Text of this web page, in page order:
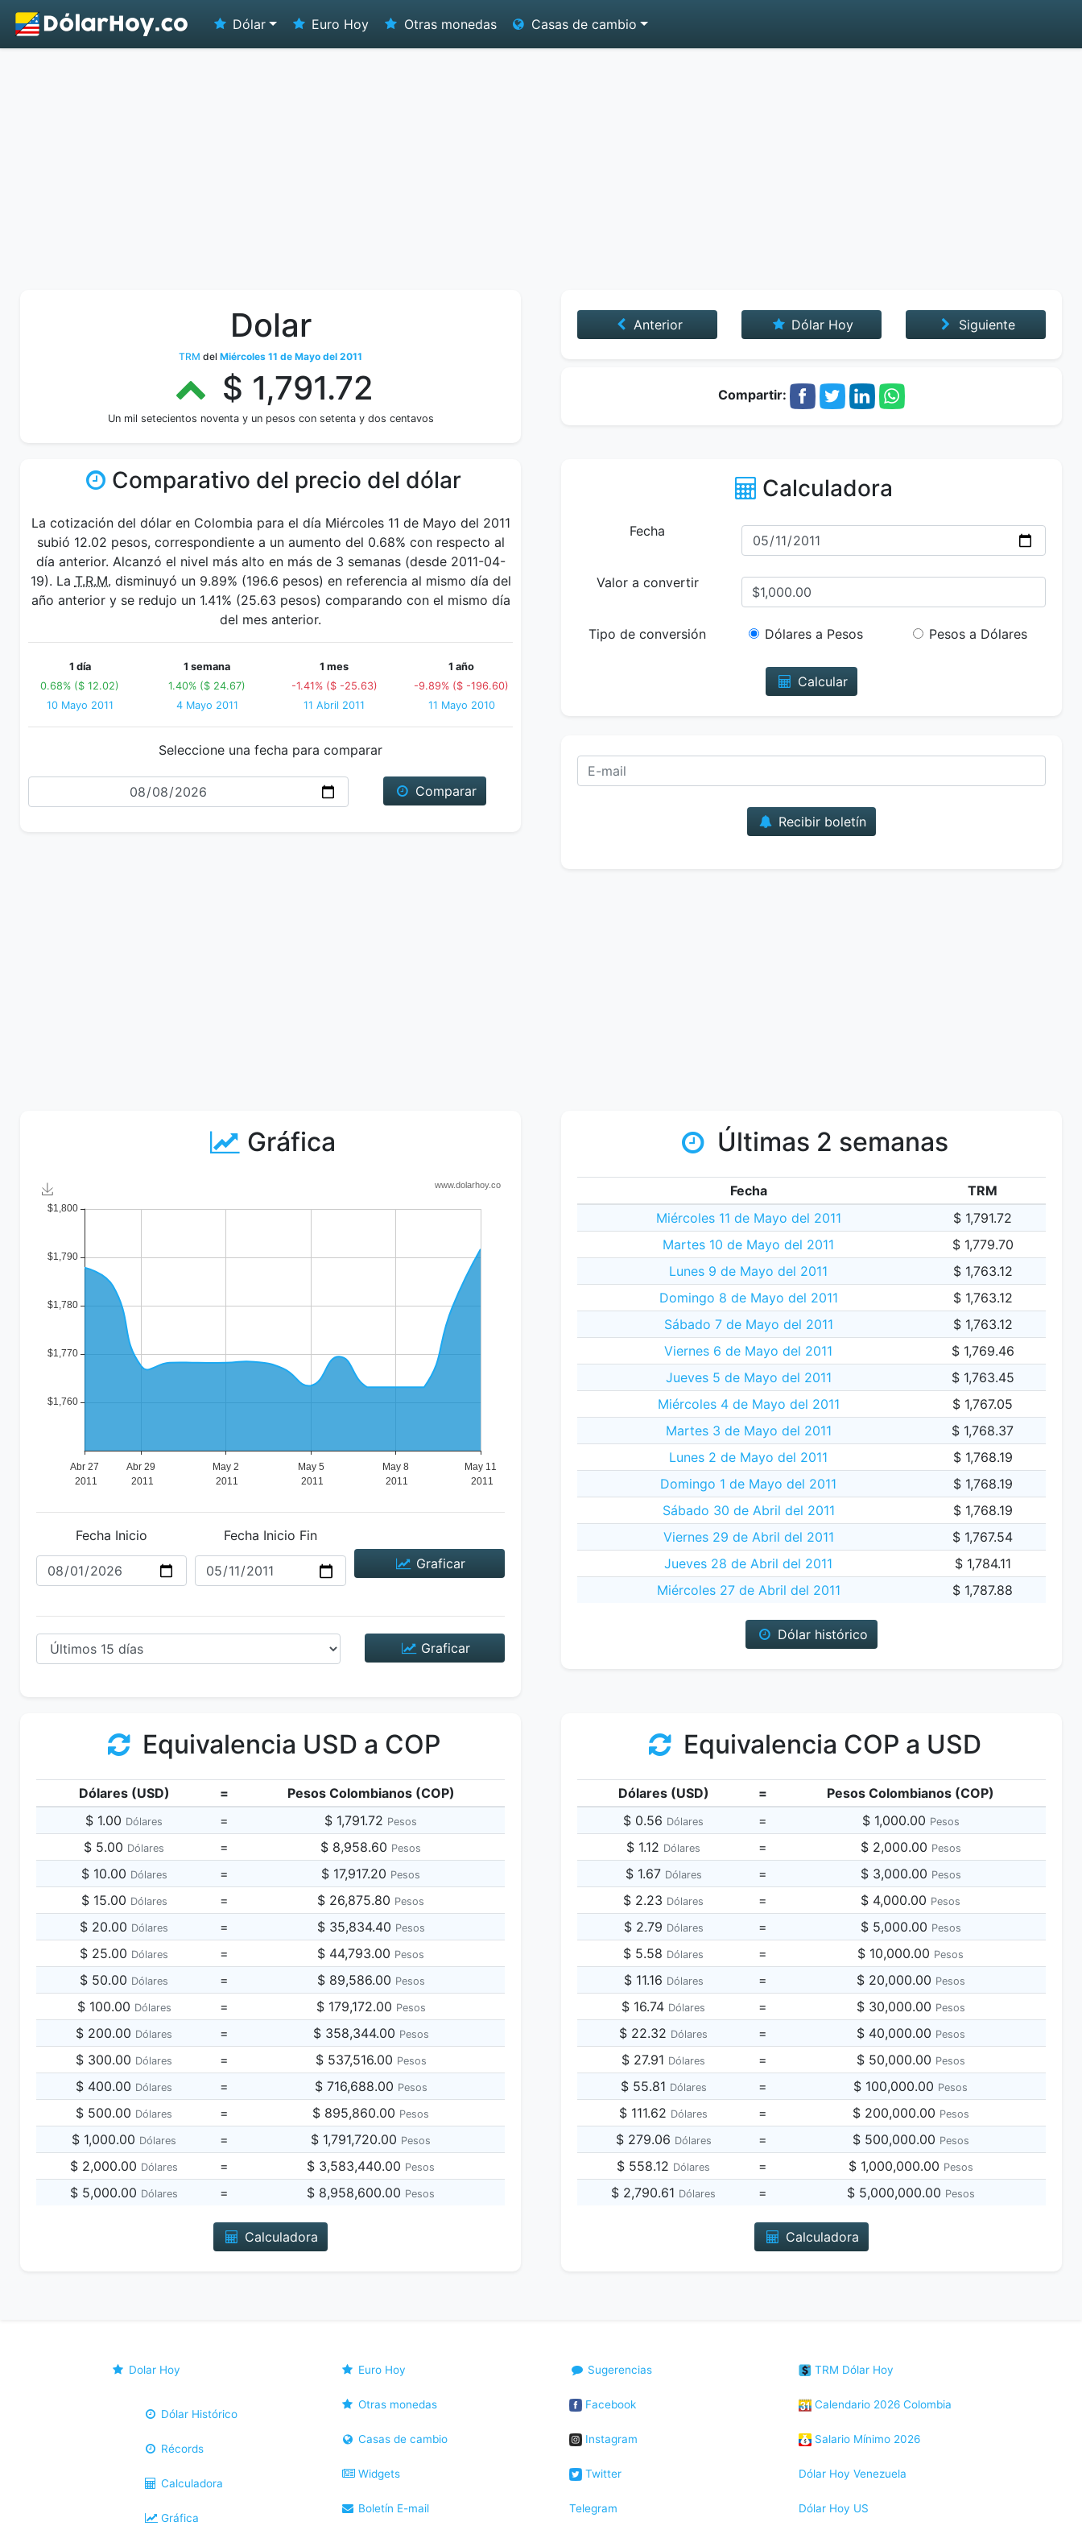
Dólar Euro Hoy Otras monedas Casas de cambio
Dolar
TRM del Miércoles 11 de Mayo del 2011
$ 1,791.72
Un mil setecientos noventa y un pesos con setenta y dos centavos
Anterior Dólar Hoy Siguiente
Compartir:
Comparativo del precio del dólar
La cotización del dólar en Colombia para el día Miércoles 11 de Mayo del 2011
subió 12.02 pesos, correspondiente a un aumento del 0.68% con respecto al
día anterior. Alcanzó el nivel más alto en más de 3 semanas (desde 2011-04-
19). La T.R.M. disminuyó un 9.89% (196.6 pesos) en referencia al mismo día del
año anterior y se redujo un 1.41% (25.63 pesos) comparando con el mismo día
del mes anterior.
1 día
0.68% ($ 12.02)
10 Mayo 2011
1 semana
1.40% ($ 24.67)
4 Mayo 2011
1 mes
-1.41% ($ -25.63)
11 Abril 2011
1 año
-9.89% ($ -196.60)
11 Mayo 2010
Seleccione una fecha para comparar
Fecha
Comparar
Calculadora
Fecha
Valor a convertir
Tipo de conversión Dólares a Pesos Pesos a Dólares
Calcular
Recibir boletín
Gráfica
Fecha Inicio
Fecha Inicio Fin
Graficar
Graficar
Últimas 2 semanas
Fecha
TRM
Miércoles 11 de Mayo del 2011
$ 1,791.72
Martes 10 de Mayo del 2011
$ 1,779.70
Lunes 9 de Mayo del 2011
$ 1,763.12
Domingo 8 de Mayo del 2011
$ 1,763.12
Sábado 7 de Mayo del 2011
$ 1,763.12
Viernes 6 de Mayo del 2011
$ 1,769.46
Jueves 5 de Mayo del 2011
$ 1,763.45
Miércoles 4 de Mayo del 2011
$ 1,767.05
Martes 3 de Mayo del 2011
$ 1,768.37
Lunes 2 de Mayo del 2011
$ 1,768.19
Domingo 1 de Mayo del 2011
$ 1,768.19
Sábado 30 de Abril del 2011
$ 1,768.19
Viernes 29 de Abril del 2011
$ 1,767.54
Jueves 28 de Abril del 2011
$ 1,784.11
Miércoles 27 de Abril del 2011
$ 1,787.88
Dólar histórico
Equivalencia USD a COP
Dólares (USD) =
Pesos Colombianos (COP)
$ 1.00 Dólares = $ 1,791.72 Pesos
$ 5.00 Dólares = $ 8,958.60 Pesos
$ 10.00 Dólares = $ 17,917.20 Pesos
$ 15.00 Dólares = $ 26,875.80 Pesos
$ 20.00 Dólares = $ 35,834.40 Pesos
$ 25.00 Dólares = $ 44,793.00 Pesos
$ 50.00 Dólares = $ 89,586.00 Pesos
$ 100.00 Dólares = $ 179,172.00 Pesos
$ 200.00 Dólares = $ 358,344.00 Pesos
$ 300.00 Dólares = $ 537,516.00 Pesos
$ 400.00 Dólares = $ 716,688.00 Pesos
$ 500.00 Dólares = $ 895,860.00 Pesos
$ 1,000.00 Dólares = $ 1,791,720.00 Pesos
$ 2,000.00 Dólares = $ 3,583,440.00 Pesos
$ 5,000.00 Dólares = $ 8,958,600.00 Pesos
Calculadora
Equivalencia COP a USD
Dólares (USD) =
Pesos Colombianos (COP)
$ 0.56 Dólares = $ 1,000.00 Pesos
$ 1.12 Dólares = $ 2,000.00 Pesos
$ 1.67 Dólares = $ 3,000.00 Pesos
$ 2.23 Dólares = $ 4,000.00 Pesos
$ 2.79 Dólares = $ 5,000.00 Pesos
$ 5.58 Dólares = $ 10,000.00 Pesos
$ 11.16 Dólares = $ 20,000.00 Pesos
$ 16.74 Dólares = $ 30,000.00 Pesos
$ 22.32 Dólares = $ 40,000.00 Pesos
$ 27.91 Dólares = $ 50,000.00 Pesos
$ 55.81 Dólares = $ 100,000.00 Pesos
$ 111.62 Dólares = $ 200,000.00 Pesos
$ 279.06 Dólares = $ 500,000.00 Pesos
$ 558.12 Dólares = $ 1,000,000.00 Pesos
$ 2,790.61 Dólares = $ 5,000,000.00 Pesos
Calculadora
Dolar Hoy
Dólar Histórico
Récords
Calculadora
Gráfica
Euro Hoy
Otras monedas
Casas de cambio
Widgets
Boletín E-mail
Sugerencias
Facebook
Instagram
Twitter
Telegram
TRM Dólar Hoy
Calendario 2026 Colombia
Salario Mínimo 2026
Dólar Hoy Venezuela
Dólar Hoy US